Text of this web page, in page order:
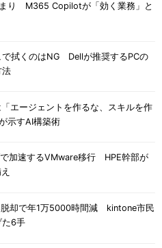
り M365 Copilotが「効く業務」と
で拭くのはNG Dellが推奨するPCの
法
エージェントを作るな、スキルを作
示すAI構築術
加速するVMware移行 HPE幹部が
却で年1万5000時間減 kintone市民
た6手